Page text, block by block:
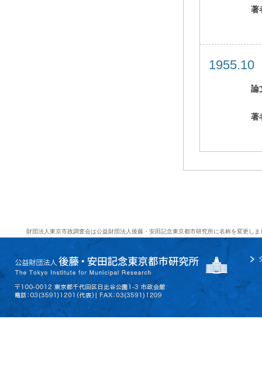
著
論
著
財団法人東京市政調査会は公益財団法人後藤・安田記念東京都市研究所に名称を変更しま